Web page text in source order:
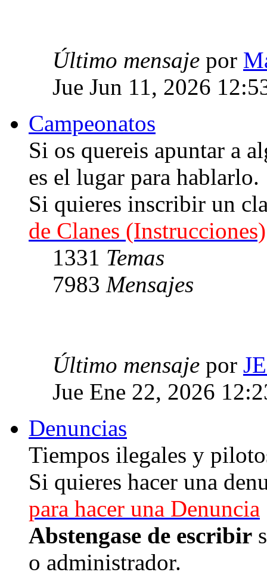
Último mensaje por
Jue Jun 11, 2026
Campeonatos
Si os quereis apuntar a
es el lugar para hablarlo.
Si quieres inscribir un
de Clanes (Instrucciones)
1331 Temas
7983 Mensajes
Último mensaje por
Jue Ene 22, 2026
Denuncias
Tiempos ilegales y
Si quieres hacer una
para hacer una Denuncia
Abstengase de escribir
o administrador.